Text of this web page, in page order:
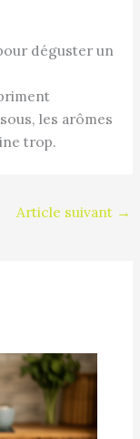
déguster un
les arômes
trop.
Article suivant →